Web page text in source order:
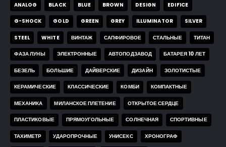
ANALOG BLACK BLUE BROWN DESIGN EDIFICE
G-SHOCK GOLD GREEN GREY ILLUMINATOR SILVER
STEEL WHITE ВИНТАЖ САПФИРОВОЕ СТАЛЬНЫЕ ТИТАН
ФАЗА ЛУНЫ ЭЛЕКТРОННЫЕ АВТОПОДЗАВОД БАТАРЕЯ 10 ЛЕТ
БЕЗЕЛЬ БОЛЬШИЕ ДАЙВЕРСКИЕ ДИЗАЙН ЗОЛОТИСТЫЕ
КЕРАМИЧЕСКИЕ КЛАССИЧЕСКИЕ КОМБИ КОМПАКТНЫЕ
МЕХАНИКА МИЛАНСКОЕ ПЛЕТЕНИЕ ОТКРЫТОЕ СЕРДЦЕ
ПЛАСТИКОВЫЕ ПРЯМОУГОЛЬНЫЕ СОЛНЕЧНАЯ СПОРТИВНЫЕ
ТАХИМЕТР УДАРОПРОЧНЫЕ УНИСЕКС ХРОНОГРАФ